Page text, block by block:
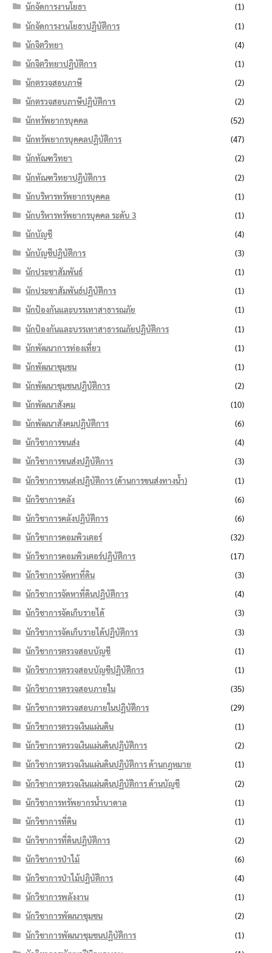
นักจัดการงานโยธา
(1)
นักจัดการงานโยธาปฏิบัติการ
(1)
นักจิตวิทยา
(4)
นักจิตวิทยาปฏิบัติการ
(1)
นักตรวจสอบภาษี
(2)
นักตรวจสอบภาษีปฏิบัติการ
(2)
นักทรัพยากรบุคคล
(52)
นักทรัพยากรบุคคลปฏิบัติการ
(47)
นักทัณฑวิทยา
(2)
นักทัณฑวิทยาปฏิบัติการ
(2)
นักบริหารทรัพยากรบุคคล
(1)
นักบริหารทรัพยากรบุคคล ระดับ 3
(1)
นักบัญชี
(4)
นักบัญชีปฏิบัติการ
(3)
นักประชาสัมพันธ์
(1)
นักประชาสัมพันธ์ปฏิบัติการ
(1)
นักป้องกันและบรรเทาสาธารณภัย
(1)
นักป้องกันและบรรเทาสาธารณภัยปฏิบัติการ
(1)
นักพัฒนาการท่องเที่ยว
(1)
นักพัฒนาชุมชน
(1)
นักพัฒนาชุมชนปฏิบัติการ
(2)
นักพัฒนาสังคม
(10)
นักพัฒนาสังคมปฏิบัติการ
(6)
นักวิชาการขนส่ง
(4)
นักวิชาการขนส่งปฏิบัติการ
(3)
นักวิชาการขนส่งปฏิบัติการ (ด้านการขนส่งทางน้ำ)
(1)
นักวิชาการคลัง
(6)
นักวิชาการคลังปฏิบัติการ
(6)
นักวิชาการคอมพิวเตอร์
(32)
นักวิชาการคอมพิวเตอร์ปฏิบัติการ
(17)
นักวิชาการจัดหาที่ดิน
(3)
นักวิชาการจัดหาที่ดินปฏิบัติการ
(4)
นักวิชาการจัดเก็บรายได้
(3)
นักวิชาการจัดเก็บรายได้ปฏิบัติการ
(3)
นักวิชาการตรวจสอบบัญชี
(1)
นักวิชาการตรวจสอบบัญชีปฏิบัติการ
(1)
นักวิชาการตรวจสอบภายใน
(35)
นักวิชาการตรวจสอบภายในปฏิบัติการ
(29)
นักวิชาการตรวจเงินแผ่นดิน
(1)
นักวิชาการตรวจเงินแผ่นดินปฏิบัติการ
(2)
นักวิชาการตรวจเงินแผ่นดินปฏิบัติการ ด้านกฎหมาย
(1)
นักวิชาการตรวจเงินแผ่นดินปฏิบัติการ ด้านบัญชี
(2)
นักวิชาการทรัพยากรน้ำบาดาล
(1)
นักวิชาการที่ดิน
(1)
นักวิชาการที่ดินปฏิบัติการ
(2)
นักวิชาการป่าไม้
(6)
นักวิชาการป่าไม้ปฏิบัติการ
(4)
นักวิชาการพลังงาน
(1)
นักวิชาการพัฒนาชุมชน
(2)
นักวิชาการพัฒนาชุมชนปฏิบัติการ
(1)